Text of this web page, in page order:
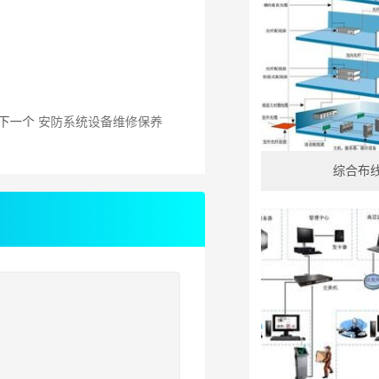
下一个 安防系统设备维修保养
综合布